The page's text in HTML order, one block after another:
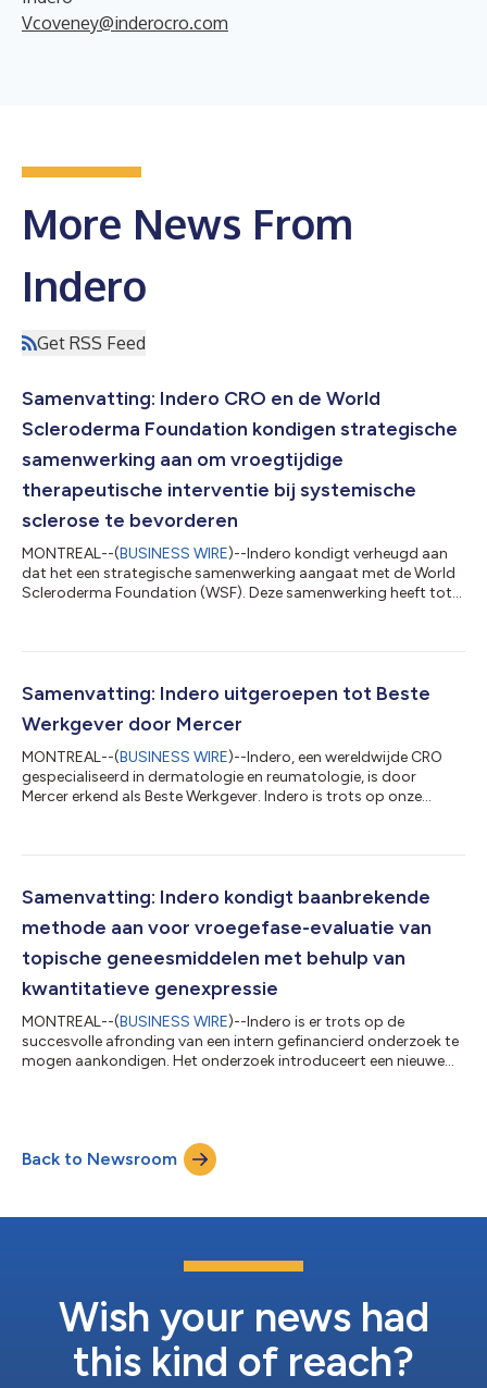
Vcoveney@inderocro.com
More News From
Indero
Get RSS Feed
Samenvatting: Indero CRO en de World
Scleroderma Foundation kondigen strategische
samenwerking aan om vroegtijdige
therapeutische interventie bij systemische
sclerose te bevorderen
MONTREAL--(BUSINESS WIRE)--Indero kondigt verheugd aan
dat het een strategische samenwerking aangaat met de World
Scleroderma Foundation (WSF). Deze samenwerking heeft tot
platformonderzoek is opgezet om meerdere
die voldoen aan de VEDOSS-criteria. Dit onderzoek heeft tot
doel in de vroegste stadia van systemische sclerose in t...
Samenvatting: Indero uitgeroepen tot Beste
Werkgever door Mercer
MONTREAL--(BUSINESS WIRE)--Indero, een wereldwijde CRO
gespecialiseerd in dermatologie en reumatologie, is door
Mercer erkend als Beste Werkgever. Indero is trots op onze
betekenisvolle medewerkerservaringen, en gelooft dat deze
Het certificeringsprogramma Best Employers in Canada –
Powered by Mercer erkent organisaties die conse...
Samenvatting: Indero kondigt baanbrekende
methode aan voor vroegefase-evaluatie van
topische geneesmiddelen met behulp van
kwantitatieve genexpressie
MONTREAL--(BUSINESS WIRE)--Indero is er trots op de
succesvolle afronding van een intern gefinancierd onderzoek te
mogen aankondigen. Het onderzoek introduceert een nieuwe
genexpressieanalyse om de werkzaamheid van geneesmiddelen
snel en kosteneffectief te beoordelen. Dr. Robert Bissonnette,
uitvoerend voorzitter en oprichter v...
Back to Newsroom
Wish your news had
this kind of reach?